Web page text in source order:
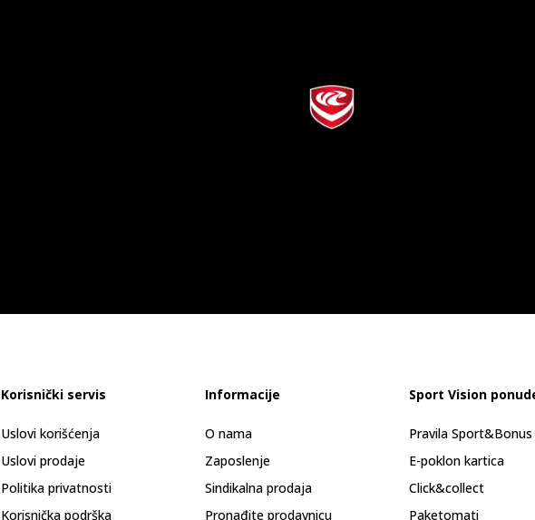
Korisnički servis
Uslovi korišćenja
Uslovi prodaje
Politika privatnosti
Korisnička podrška
Informacije
O nama
Zaposlenje
Sindikalna prodaja
Pronađite prodavnicu
Sport Vision
Pravila
E-poklon kartica
Click&collect
Paketomati